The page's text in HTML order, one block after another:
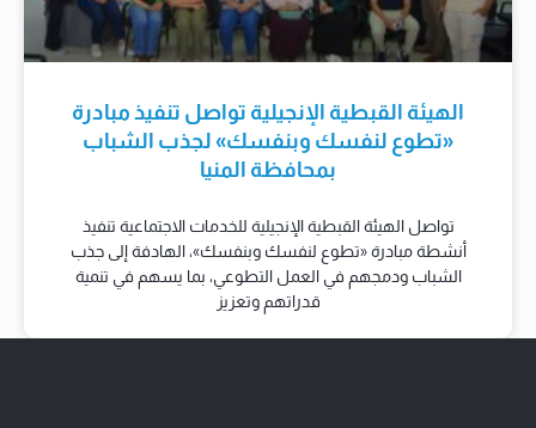
الهيئة القبطية الإنجيلية تواصل تنفيذ مبادرة
«تطوع لنفسك وبنفسك» لجذب الشباب
بمحافظة المنيا
تواصل الهيئة القبطية الإنجيلية للخدمات الاجتماعية تنفيذ
أنشطة مبادرة «تطوع لنفسك وبنفسك»، الهادفة إلى جذب
الشباب ودمجهم في العمل التطوعي، بما يسهم في تنمية
قدراتهم وتعزيز